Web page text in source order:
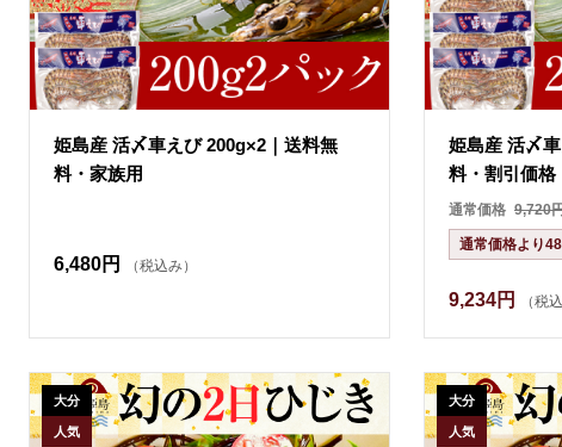
姫島産 活〆車えび 200g×2｜送料無
料・家族用
6,480円 （税込み）
姫島産 活〆
料・割引価格
通常価格 9,720
通常価格より
9,234円 （税
大分
人気
大分
人気